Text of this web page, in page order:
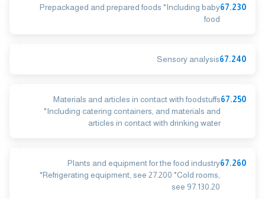
67.230
Prepackaged and prepared foods *Including baby
food
67.240
Sensory analysis
67.250
Materials and articles in contact with foodstuffs
*Including catering containers, and materials and
articles in contact with drinking water
67.260
Plants and equipment for the food industry
*Refrigerating equipment, see 27.200 *Cold rooms,
see 97.130.20